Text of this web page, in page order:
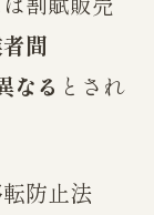
間
なる とされ
防止法